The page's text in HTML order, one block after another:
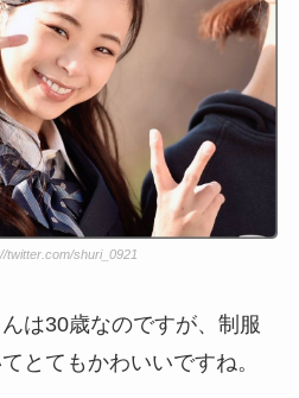
twitter.com/shuri_0921
は30歳なのですが、制服
とてもかわいいですね。